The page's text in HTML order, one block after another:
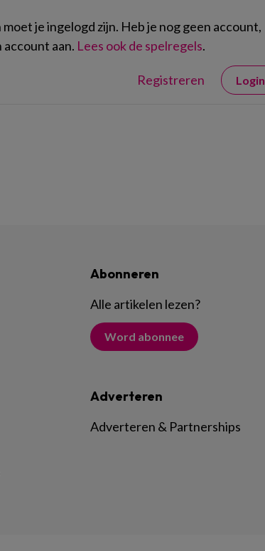
je ingelogd zijn. Heb je nog geen account,
account aan. Lees ook de spelregels.
Registreren Login
Abonneren
Alle artikelen lezen?
Word abonnee
Adverteren
Adverteren & Partnerships